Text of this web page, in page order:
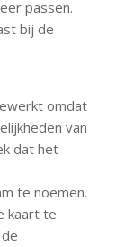
passen.
bij de
omdat
van
dat het
te noemen.
kaart te